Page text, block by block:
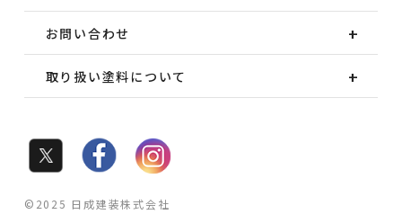
お問い合わせ
取り扱い塗料について
©2025 日成建装株式会社